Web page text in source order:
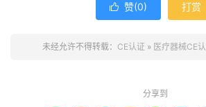
 赞(0) 打赏
未经允许不得转载： CE认证 » 医疗器械CE
分享到